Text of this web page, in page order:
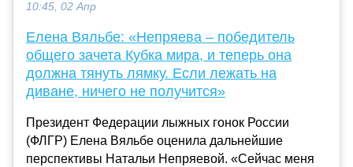
10:45, 02 Апр
Елена Вяльбе: «Непряева – победитель
общего зачета Кубка мира, и теперь она
должна тянуть лямку. Если лежать на
диване, ничего не получится»
Президент Федерации лыжных гонок России
(ФЛГР) Елена Вяльбе оценила дальнейшие
перспективы Натальи Непряевой. «Сейчас меня